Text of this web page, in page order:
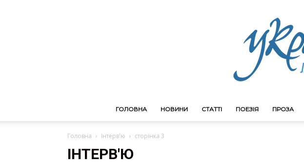
ГОЛОВНА НОВИНИ СТАТТІ ПОЕЗІЯ ПРОЗА
Головна Інтерв'ю сторінка 3
ІНТЕРВ'Ю